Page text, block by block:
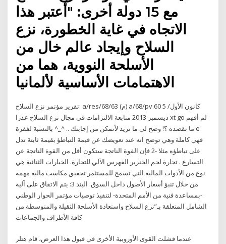
مع 15 دولة أخرى: "أعتبر هذا
الاتجاه في غاية الخطورة، نزع
السلاح وإيجاد عالم خال من
الأسلحة النووية، هما من
الاهتمامات الأساسية لألمانيا
تقرير مؤتمر نزع السلاح: a/res/68/63 (م) a/68/pv.60 5 كانون الأول/
ديسمبر 2013 متابعة الالتزامات في مجال نزع السلاح عذرا xt go لم أفهم
ما تقصده ؟! وضح لي ما تريد لأتمكن من إجابتك .. ^_^ بالنسبة لفقرة e
فهي كاملة وهي توضح انه عند تعويضك عن قيمة التباطؤ بقيمة ثابتة تدل
على تباطؤه مثلا -2 فإن القوة الناتجة ستكون أقل من القوة الناتجة عن
التسارع . تجارة لحم الخنزير الفهرس الآلي للتجارة. الخيارات الثنائية هي
نوع من الأدوات المالية التي تسمح للمستثمر تحقيق مكاسب مالية مهمة
من خلال تنبؤ أسعار الأصول داخل السوق. البند 3: يتم الاتفاق على آلية
-بمساعدة فنية من الأمم المتحدة- لتنفيذ توصيات مؤتمر الحوار الوطني
الشامل المتعلقة بـ”نزع السلاح واستعادة الأسلحة الثقيلة والمتوسطة من
كافة الأطراف والجماعات
عندما فشلت القوى الأوروبية الأخرى في قبول هذا العرض، قام هتلر